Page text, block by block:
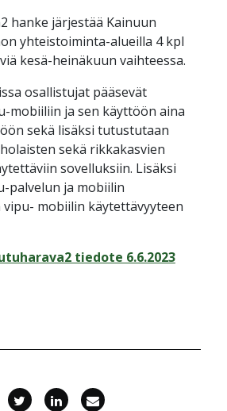
hanke järjestää Kainuun
yhteistoiminta-alueilla 4 kpl
kesä-heinäkuun vaihteessa.
osallistujat pääsevät
mobiiliin ja sen käyttöön aina
sekä lisäksi tutustutaan
sekä rikkakasvien
sovelluksiin. Lisäksi
palvelun ja mobiilin
mobiilin käytettävyyteen
tiedote 6.6.2023